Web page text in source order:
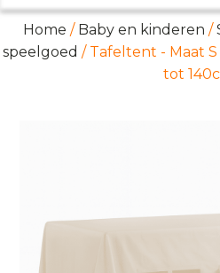
Home / Baby en kinderen /
speelgoed / Tafeltent - Maat
tot